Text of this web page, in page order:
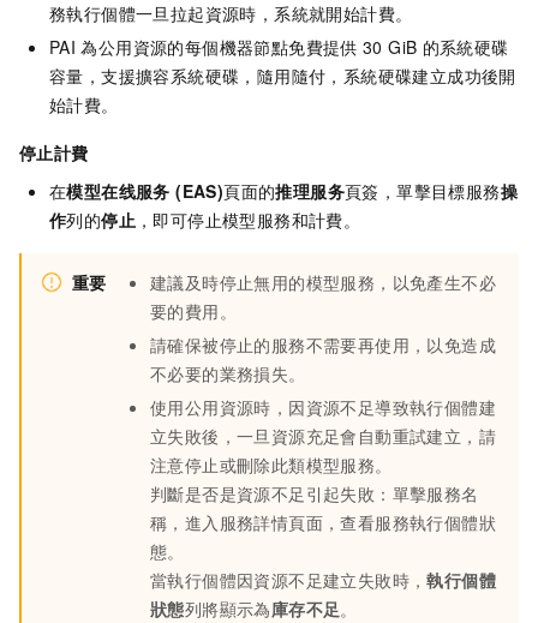
務執行個體一旦拉起資源時，系統就開始計費。
PAI 為公用資源的每個機器節點免費提供 30 GiB 的系統硬碟
容量，支援擴容系統硬碟，隨用隨付，系統硬碟建立成功後開
始計費。
停止計費
在模型在线服务 (EAS)頁面的推理服务頁簽，單擊目標服務操
作列的停止 ，即可停止模型服務和計費。
重要
建議及時停止無用的模型服務，以免產生不必
要的費用。
請確保被停止的服務不需要再使用，以免造成
不必要的業務損失。
使用公用資源時，因資源不足導致執行個體建
立失敗後，一旦資源充足會自動重試建立，請
注意停止或刪除此類模型服務。
判斷是否是資源不足引起失敗：單擊服務名
稱，進入服務詳情頁面，查看服務執行個體狀
態。
當執行個體因資源不足建立失敗時，執行個體
狀態列將顯示為庫存不足。